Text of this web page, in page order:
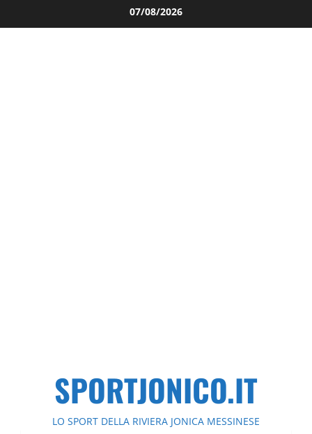
al
07/08/2026
SPORTJONICO.IT
LO SPORT DELLA RIVIERA JONICA MESSINESE